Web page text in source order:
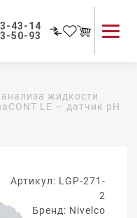
43-14
50-93
Применение приборов
жидкости
LE — датчик pH
Артикул: LGP-271-
2
Бренд: Nivelco